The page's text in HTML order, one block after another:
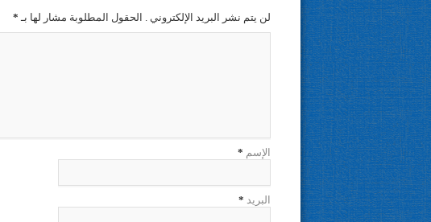
لن يتم نشر البريد الإلكتروني . الحقول المطلوبة مشار لها بـ *
الإسم *
البريد *